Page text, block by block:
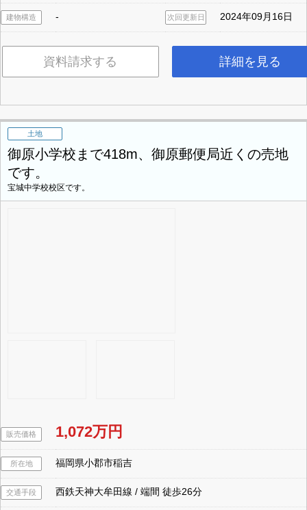
建物構造 - 次回更新日 2024年09月16日
資料請求する 詳細を見る
土地
御原小学校まで418m、御原郵便局近くの売地
です。
宝城中学校校区です。
販売価格 1,072万円
所在地 福岡県小郡市稲吉
交通手段 西鉄天神大牟田線 / 端間 徒歩26分